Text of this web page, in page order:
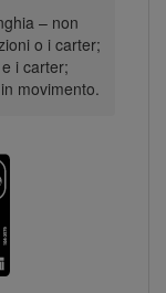
– non
o i carter;
i carter;
movimento.